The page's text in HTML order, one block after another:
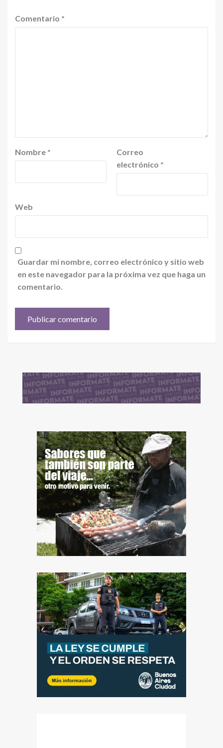
Comentario *
Nombre *
Correo
electrónico *
Web
Guardar mi nombre, correo electrónico y sitio web
en este navegador para la próxima vez que haga un
comentario.